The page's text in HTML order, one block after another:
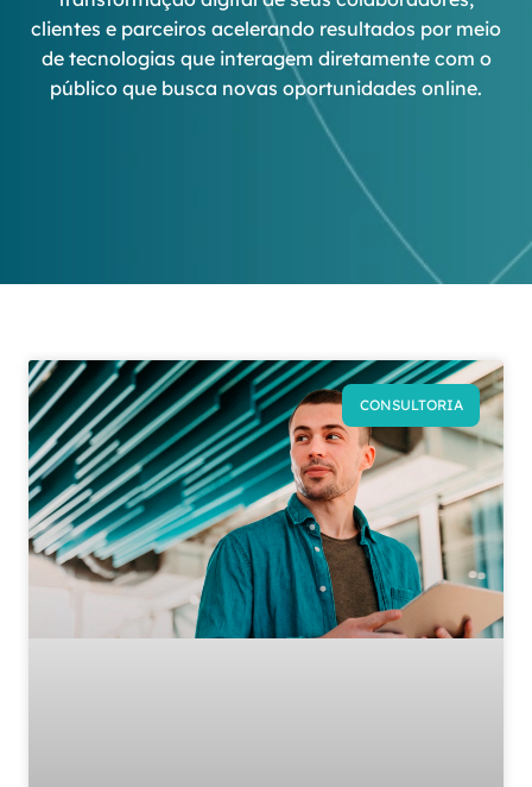
clientes e parceiros acelerando resultados por meio
de tecnologias que interagem diretamente com o
público que busca novas oportunidades online.
CONSULTORIA